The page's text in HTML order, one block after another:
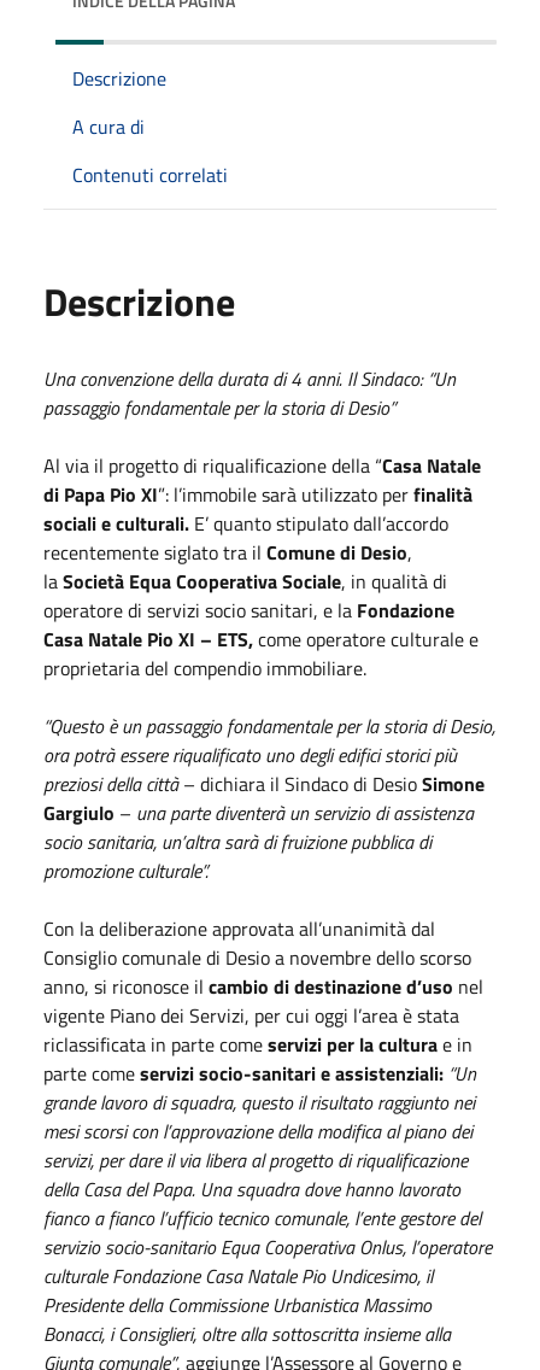
Descrizione
A cura di
Contenuti correlati
Descrizione
Una convenzione della durata di 4 anni. Il Sindaco: “Un
passaggio fondamentale per la storia di Desio”
Al via il progetto di riqualificazione della “Casa Natale
di Papa Pio XI”: l’immobile sarà utilizzato perfinalità
sociali e culturali. E’ quanto stipulato dall’accordo
recentemente siglato tra il Comune di Desio,
laSocietà Equa Cooperativa Sociale, in qualità di
operatore di servizi socio sanitari, e la Fondazione
Casa Natale Pio XI – ETS,come operatore culturale e
proprietaria del compendio immobiliare.
“Questo è un passaggio fondamentale per la storia di Desio,
ora potrà essere riqualificato uno degli edifici storici più
preziosi della città– dichiara il Sindaco di DesioSimone
Gargiulo – una parte diventerà un servizio di assistenza
socio sanitaria, un’altra sarà di fruizione pubblica di
promozione culturale”.
Con la deliberazione approvata all’unanimità dal
Consiglio comunale di Desio a novembre dello scorso
anno, si riconosce il cambio di destinazione d’uso nel
vigente Piano dei Servizi, per cui oggi l’area è stata
riclassificata in parte comeservizi per la culturae in
parte comeservizi socio-sanitari e assistenziali: “Un
grande lavoro di squadra, questo il risultato raggiunto nei
mesi scorsi con l’approvazione della modifica al piano dei
servizi, per dare il via libera al progetto di riqualificazione
della Casa del Papa. Una squadra dove hanno lavorato
fianco a fianco l’ufficio tecnico comunale, l’ente gestore del
servizio socio-sanitario Equa Cooperativa Onlus, l’operatore
culturale Fondazione Casa Natale Pio Undicesimo, il
Presidente della Commissione Urbanistica Massimo
Bonacci, i Consiglieri, oltre alla sottoscritta insieme alla
Giunta comunale”, aggiunge l’Assessore al Governo e